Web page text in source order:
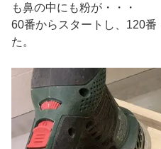
も鼻の中にも粉が・・・
60番からスタートし、120番
た。